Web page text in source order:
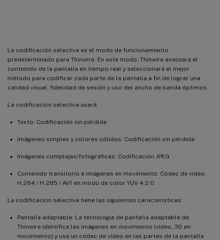
La codificación selectiva es el modo de funcionamiento
predeterminado para Thinwire. En este modo, Thinwire analizará el
contenido de la pantalla en tiempo real y seleccionará el mejor
método para codificar cada parte de la pantalla a fin de lograr una
calidad visual, fidelidad de sesión y uso del ancho de banda óptimos.
La codificación selectiva usará:
Texto: Codificación sin pérdida
Imágenes simples y colores sólidos: Codificación sin pérdida
Imágenes complejas/fotográficas: Codificación JPEG
Contenido transitorio e imágenes en movimiento: Códec de vídeo,
H.264 / H.265 / AV1 en modo de color YUV 4:2:0.
La codificación selectiva tiene las siguientes características:
Pantalla adaptable: La tecnología de pantalla adaptable de
Thinwire identifica las imágenes en movimiento (vídeo, 3D en
movimiento) y usa un códec de vídeo en las partes de la pantalla